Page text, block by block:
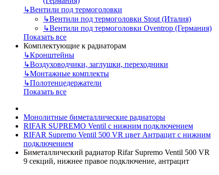
↳Вентили под термоголовки
↳Вентили под термоголовки Stout (Италия)
↳Вентили под термоголовки Oventrop (Германия)
Показать все
Комплектующие к радиаторам
↳Кронштейны
↳Воздуховодчики, заглушки, переходники
↳Монтажные комплекты
↳Полотенцедержатели
Показать все
Монолитные биметаллические радиаторы
RIFAR SUPREMO Ventil с нижним подключением
RIFAR Supremo Ventil 500 VR цвет Антрацит с нижним
подключением
Биметаллический радиатор Rifar Supremo Ventil 500 VR
9 секций, нижнее правое подключение, антрацит